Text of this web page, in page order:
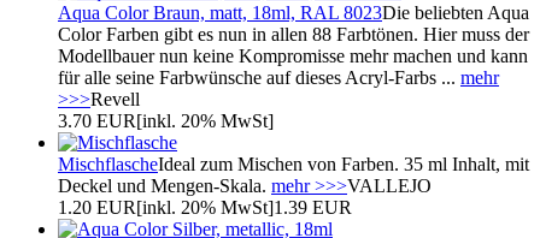
Aqua Color Braun, matt, 18ml, RAL 8023Die beliebten Aqua
Color Farben gibt es nun in allen 88 Farbtönen. Hier muss der
Modellbauer nun keine Kompromisse mehr machen und kann
für alle seine Farbwünsche auf dieses Acryl-Farbs ... mehr
>>>Revell
3.70 EUR[inkl. 20% MwSt]
MischflascheIdeal zum Mischen von Farben. 35 ml Inhalt, mit
Deckel und Mengen-Skala. mehr >>>VALLEJO
1.20 EUR[inkl. 20% MwSt]1.39 EUR